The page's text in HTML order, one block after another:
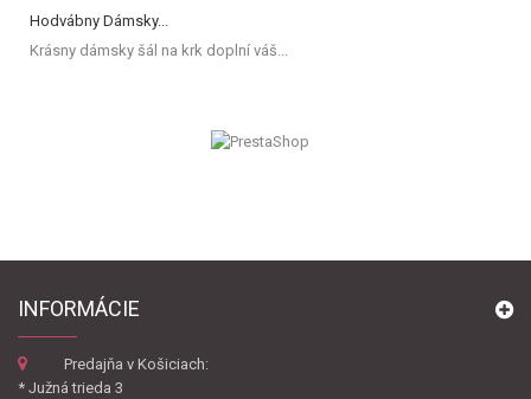
Hodvábny Dámsky...
Krásny dámsky šál na krk doplní váš...
INFORMÁCIE
Predajňa v Košiciach:
* Južná trieda 3